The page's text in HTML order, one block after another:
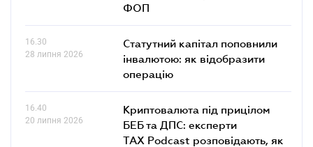
ФОП
16.30
28 липня 2026
Статутний капітал поповнили
інвалютою: як відобразити
операцію
16.40
20 липня 2026
Криптовалюта під прицілом
БЕБ та ДПС: експерти
TAX Podcast розповідають, як